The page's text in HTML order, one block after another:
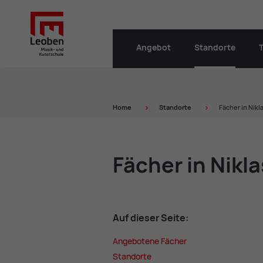
Angebot Standorte
Home Stand­or­te Fächer in
Fä­cher in
Auf die­ser Sei­te:
An­ge­bo­te­ne Fä­cher
Stand­or­te